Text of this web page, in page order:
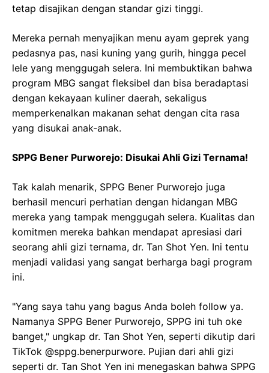
tetap disajikan dengan standar gizi tinggi.
Mereka pernah menyajikan menu ayam geprek yang
pedasnya pas, nasi kuning yang gurih, hingga pecel
lele yang menggugah selera. Ini membuktikan bahwa
program MBG sangat fleksibel dan bisa beradaptasi
dengan kekayaan kuliner daerah, sekaligus
memperkenalkan makanan sehat dengan cita rasa
yang disukai anak-anak.
SPPG Bener Purworejo: Disukai Ahli Gizi Ternama!
Tak kalah menarik, SPPG Bener Purworejo juga
berhasil mencuri perhatian dengan hidangan MBG
mereka yang tampak menggugah selera. Kualitas dan
komitmen mereka bahkan mendapat apresiasi dari
seorang ahli gizi ternama, dr. Tan Shot Yen. Ini tentu
menjadi validasi yang sangat berharga bagi program
ini.
"Yang saya tahu yang bagus Anda boleh follow ya.
Namanya SPPG Bener Purworejo, SPPG ini tuh oke
banget," ungkap dr. Tan Shot Yen, seperti dikutip dari
TikTok @sppg.benerpurwore. Pujian dari ahli gizi
seperti dr. Tan Shot Yen ini menegaskan bahwa SPPG